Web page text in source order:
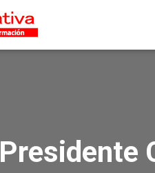
Presidente